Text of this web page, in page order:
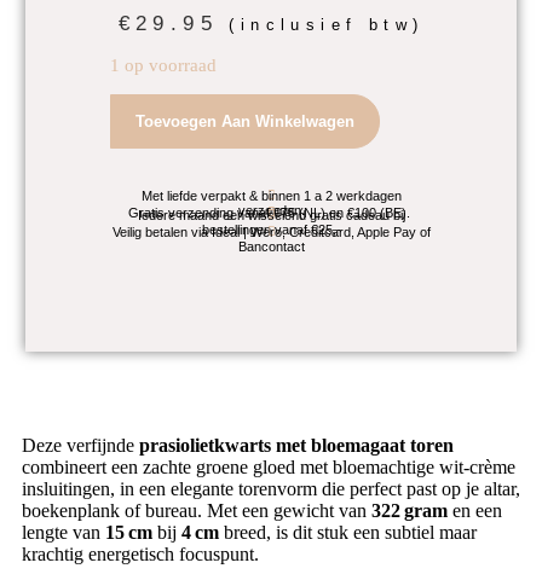
€ 29.95 (inclusief btw)
1 op voorraad
Bloemagaat
aantal
Toevoegen Aan Winkelwagen
Met liefde verpakt & binnen 1 a 2 werkdagen
verzonden.
Gratis verzending vanaf €75 (NL) en €100 (BE).
Iedere maand een wisselend gratis cadeau bij
bestellingen vanaf €25,-
Veilig betalen via Ideal | Wero, Creditcard, Apple Pay of
Bancontact
Deze verfijnde prasiolietkwarts met bloemagaat toren
combineert een zachte groene gloed met bloemachtige wit-crème
insluitingen, in een elegante torenvorm die perfect past op je altar,
boekenplank of bureau. Met een gewicht van 322 gram en een
lengte van 15 cm bij 4 cm breed, is dit stuk een subtiel maar
krachtig energetisch focuspunt.